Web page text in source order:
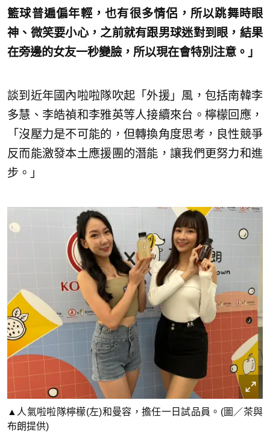
籃球普遍偏年輕，也有很多情侶，所以跳舞時眼
神、微笑要小心，之前就有跟男球迷對到眼，結果
在旁邊的女友一秒變臉，所以現在會特別注意。」
談到近年國內啦啦隊吹起「外援」風，包括南韓李
多慧、李皓禎和李雅英等人接續來台。檸檬回應，
「沒壓力是不可能的，但轉換角度思考，良性競爭
反而能激發本土應援團的潛能，讓我們更努力和進
步。」
▲人氣啦啦隊檸檬(左)和曼容，擔任一日試品員。(圖／茶與
布朗提供)